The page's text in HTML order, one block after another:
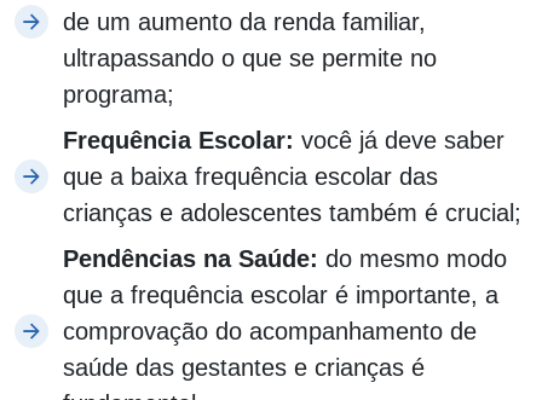
de um aumento da renda familiar,
ultrapassando o que se permite no
programa;
Frequência Escolar: você já deve saber
que a baixa frequência escolar das
crianças e adolescentes também é crucial;
Pendências na Saúde: do mesmo modo
que a frequência escolar é importante, a
comprovação do acompanhamento de
saúde das gestantes e crianças é